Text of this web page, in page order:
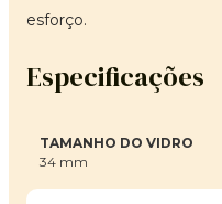
esforço.
Especificações
TAMANHO DO VIDRO
34 mm